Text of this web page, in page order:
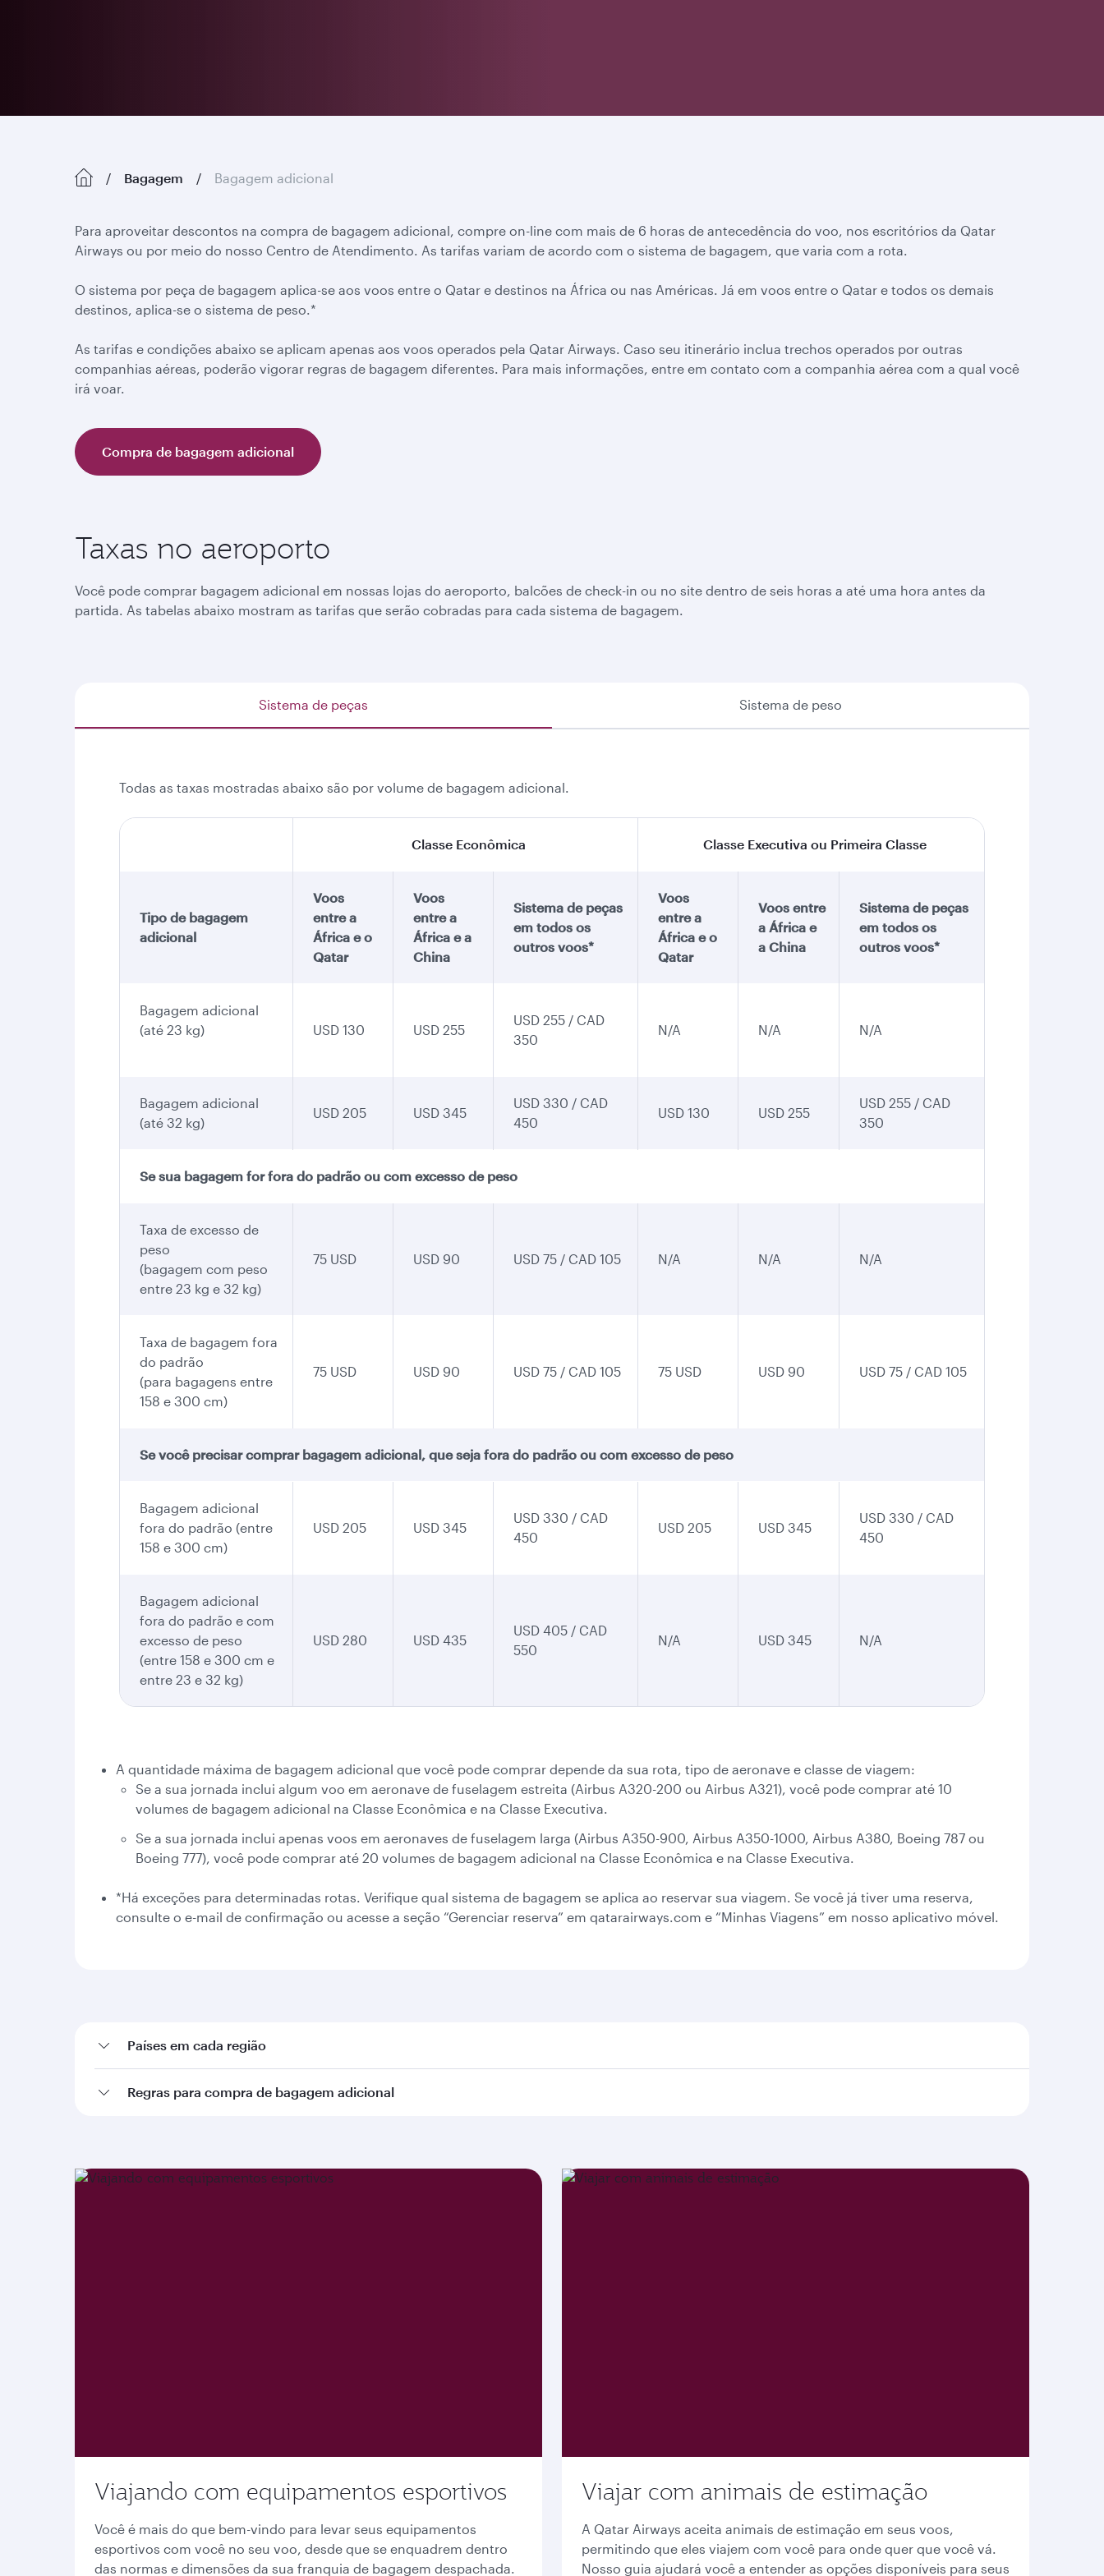
Bagagem Bagagem adicional
Para aproveitar descontos na compra de bagagem adicional, compre on-line com mais de 6 horas de antecedência do voo, nos escritórios da Qatar
Airways ou por meio do nosso Centro de Atendimento. As tarifas variam de acordo com o sistema de bagagem, que varia com a rota.
O sistema por peça de bagagem aplica-se aos voos entre o Qatar e destinos na África ou nas Américas. Já em voos entre o Qatar e todos os demais
destinos, aplica-se o sistema de peso.*
As tarifas e condições abaixo se aplicam apenas aos voos operados pela Qatar Airways. Caso seu itinerário inclua trechos operados por outras
companhias aéreas, poderão vigorar regras de bagagem diferentes. Para mais informações, entre em contato com a companhia aérea com a qual você
irá voar.
Compra de bagagem adicional
Taxas no aeroporto
Você pode comprar bagagem adicional em nossas lojas do aeroporto, balcões de check-in ou no site dentro de seis horas a até uma hora antes da
partida. As tabelas abaixo mostram as tarifas que serão cobradas para cada sistema de bagagem.
Sistema de peças Sistema de peso
Todas as taxas mostradas abaixo são por volume de bagagem adicional.
Classe Econômica Classe Executiva ou Primeira Classe
Tipo de bagagem
adicional
Voos
entre a
África e o
Qatar
Voos
entre a
África e a
China
Sistema de peças
em todos os
outros voos*
Voos
entre a
África e o
Qatar
Voos entre
a África e
a China
Sistema de peças
em todos os
outros voos*
Bagagem adicional
(até 23 kg)
USD 130 USD 255
USD 255 / CAD
350
N/A N/A N/A
Bagagem adicional
(até 32 kg)
USD 205 USD 345
USD 330 / CAD
450
USD 130 USD 255
USD 255 / CAD
350
Se sua bagagem for fora do padrão ou com excesso de peso
Taxa de excesso de
peso
(bagagem com peso
entre 23 kg e 32 kg)
75 USD USD 90 USD 75 / CAD 105 N/A N/A N/A
Taxa de bagagem fora
do padrão
(para bagagens entre
158 e 300 cm)
75 USD USD 90 USD 75 / CAD 105 75 USD USD 90 USD 75 / CAD 105
Se você precisar comprar bagagem adicional, que seja fora do padrão ou com excesso de peso
Bagagem adicional
fora do padrão (entre
158 e 300 cm)
USD 205 USD 345
USD 330 / CAD
450
USD 205 USD 345
USD 330 / CAD
450
Bagagem adicional
fora do padrão e com
excesso de peso
(entre 158 e 300 cm e
entre 23 e 32 kg)
USD 280 USD 435
USD 405 / CAD
550
N/A USD 345 N/A
A quantidade máxima de bagagem adicional que você pode comprar depende da sua rota, tipo de aeronave e classe de viagem:
Se a sua jornada inclui algum voo em aeronave de fuselagem estreita (Airbus A320-200 ou Airbus A321), você pode comprar até 10
volumes de bagagem adicional na Classe Econômica e na Classe Executiva.
Se a sua jornada inclui apenas voos em aeronaves de fuselagem larga (Airbus A350-900, Airbus A350-1000, Airbus A380, Boeing 787 ou
Boeing 777), você pode comprar até 20 volumes de bagagem adicional na Classe Econômica e na Classe Executiva.
*Há exceções para determinadas rotas. Verifique qual sistema de bagagem se aplica ao reservar sua viagem. Se você já tiver uma reserva,
consulte o e-mail de confirmação ou acesse a seção “Gerenciar reserva” em qatarairways.com e “Minhas Viagens” em nosso aplicativo móvel.
Países em cada região
Regras para compra de bagagem adicional
Viajando com equipamentos esportivos
Você é mais do que bem-vindo para levar seus equipamentos
esportivos com você no seu voo, desde que se enquadrem dentro
das normas e dimensões da sua franquia de bagagem despachada.
Viajar com animais de estimação
A Qatar Airways aceita animais de estimação em seus voos,
permitindo que eles viajem com você para onde quer que você vá.
Nosso guia ajudará você a entender as opções disponíveis para seus